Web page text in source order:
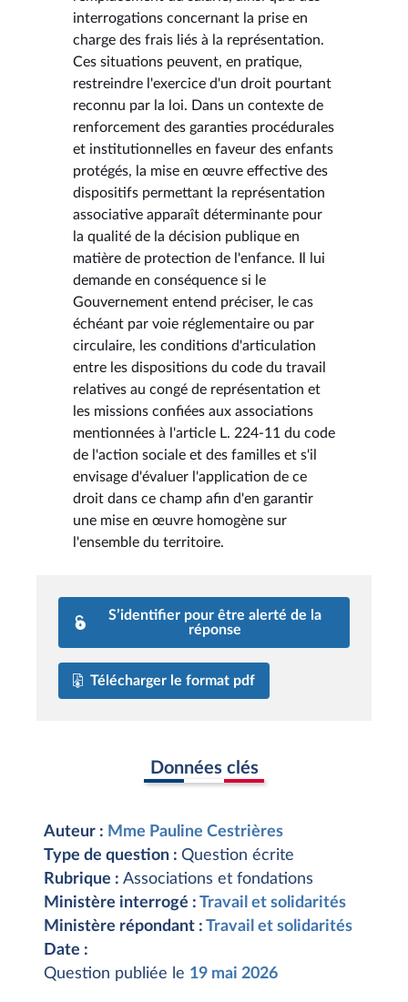
interrogations concernant la prise en
charge des frais liés à la représentation.
Ces situations peuvent, en pratique,
restreindre l'exercice d'un droit pourtant
reconnu par la loi. Dans un contexte de
renforcement des garanties procédurales
et institutionnelles en faveur des enfants
protégés, la mise en œuvre effective des
dispositifs permettant la représentation
associative apparaît déterminante pour
la qualité de la décision publique en
matière de protection de l'enfance. Il lui
demande en conséquence si le
Gouvernement entend préciser, le cas
échéant par voie réglementaire ou par
circulaire, les conditions d'articulation
entre les dispositions du code du travail
relatives au congé de représentation et
les missions confiées aux associations
mentionnées à l'article L. 224-11 du code
de l'action sociale et des familles et s'il
envisage d'évaluer l'application de ce
droit dans ce champ afin d'en garantir
une mise en œuvre homogène sur
l'ensemble du territoire.
S’identifier pour être alerté de la
réponse
Télécharger le format pdf
Données clés
Auteur : Mme Pauline Cestrières
Type de question : Question écrite
Rubrique : Associations et fondations
Ministère interrogé : Travail et solidarités
Ministère répondant : Travail et solidarités
Date :
Question publiée le 19 mai 2026